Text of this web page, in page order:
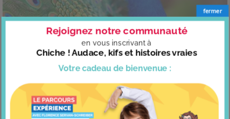
La nature a un sens esthétique
Votre cadeau de bienvenue :
Rejoignez notre communauté
en vous inscrivant à
Chiche ! Audace, kifs et histoires vraies
fermer